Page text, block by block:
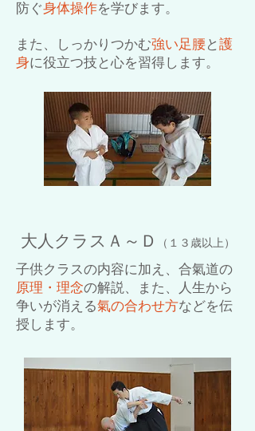
防ぐ身体操作を学びます。
また、しっかりつかむ強い足腰と護
身に役立つ技と心を習得します。
大人クラスＡ～Ｄ （１３歳以上）
子供クラスの内容に加え、合氣道の
原理・理念の解説、また、人生から
争いが消える氣の合わせ方などを伝
授します。